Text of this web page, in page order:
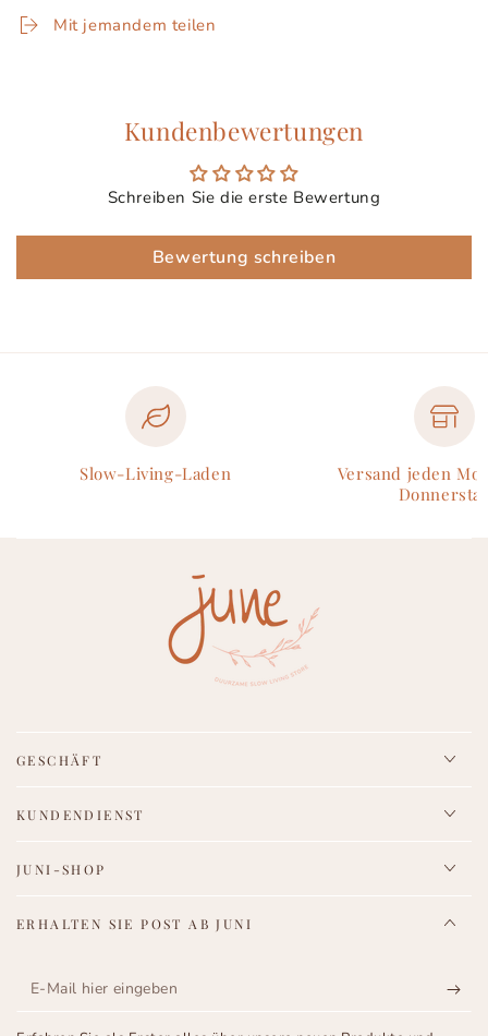
Mit jemandem teilen
Kundenbewertungen
Schreiben Sie die erste Bewertung
Bewertung schreiben
Slow-Living-Laden
Versand jeden
GESCHÄFT
KUNDENDIENST
JUNI-SHOP
ERHALTEN SIE POST AB JUNI
E-